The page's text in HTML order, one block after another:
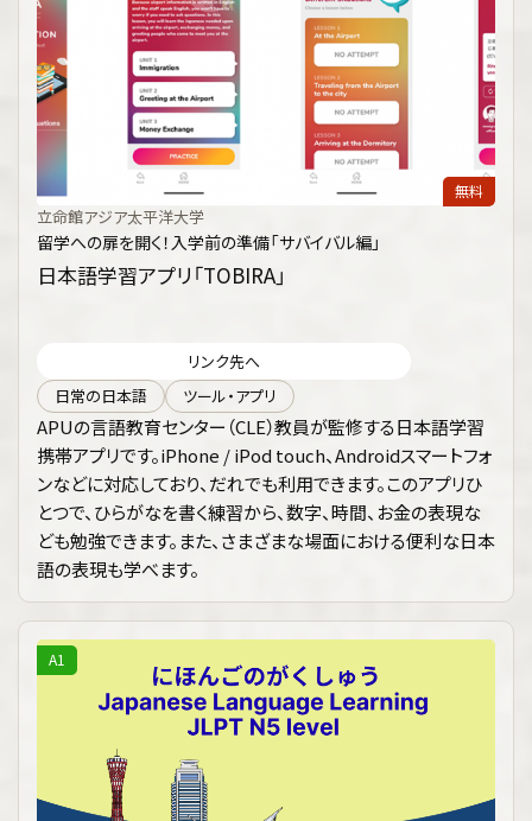
無料
立命館アジア太平洋大学
留学への扉を開く！入学前の準備「サバイバル編」
日本語学習アプリ「TOBIRA」
リンク先へ
日常の日本語
ツール・アプリ
APUの言語教育センター（CLE）教員が監修する日本語学習
携帯アプリです。iPhone / iPod touch、Androidスマートフォ
ンなどに対応しており、だれでも利用できます。このアプリひ
とつで、ひらがなを書く練習から、数字、時間、お金の表現な
ども勉強できます。また、さまざまな場面における便利な日本
語の表現も学べます。
A1